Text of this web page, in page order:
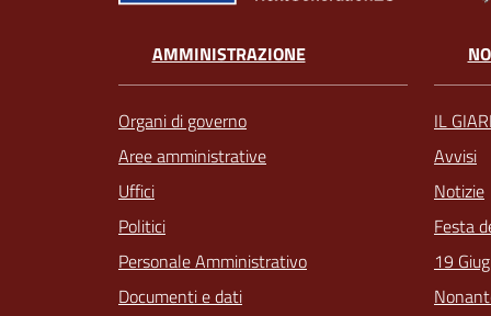
AMMINISTRAZIONE
Organi di governo
Aree amministrative
Uffici
Politici
Personale Amministrativo
Documenti e dati
IL
Avvisi
Notizie
Festa
19